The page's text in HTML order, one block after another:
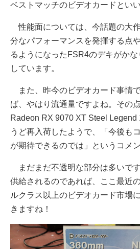
ベストマッチのビデオカードといい
性能面については、今話題の大
分なパフォーマンスを発揮する点
るようになったFSR4のデキがかな
しています。
また、昨今のビデオカード事情
ば、やはり流通量ですよね。その
Radeon RX 9070 XT Steel Legend
うど再入荷したようで、「今後も
が期待できるのでは」というコメ
まだまだ不透明な部分は多いで
供給されるのであれば、ここ最近
ルクラス以上のビデオカード市場
きますね！